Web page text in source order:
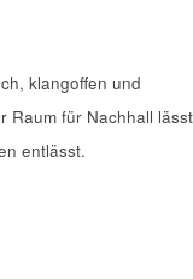
klangoffen und
Raum für Nachhall lässt
entlässt.